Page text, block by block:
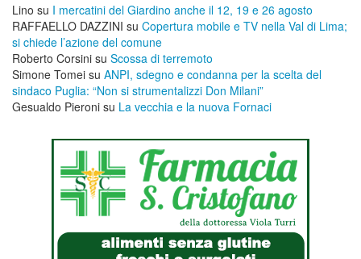
Lino su I mercatini del Giardino anche il 12, 19 e 26 agosto
RAFFAELLO DAZZINI su ​Copertura mobile e TV nella Val di Lima;
si chiede l’azione del comune
Roberto Corsini su Scossa di terremoto
Simone Tomei su ANPI, sdegno e condanna per la scelta del
sindaco Puglia: “Non si strumentalizzi Don Milani”
Gesualdo Pieroni su La vecchia e la nuova Fornaci